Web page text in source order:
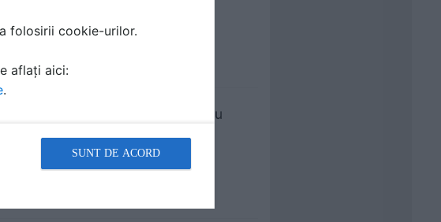
tavan, fie ca vorbim de casa sau
folosirii cookie-urilor.
aflați aici:
.
SUNT DE ACORD